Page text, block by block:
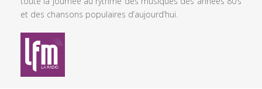
et des chansons populaires d’aujourd’hui.